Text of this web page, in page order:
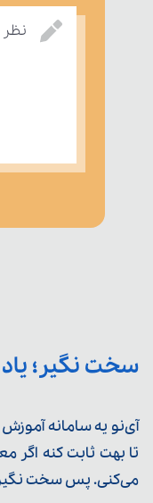
نظر
سخت نگیر؛
آی‌نو یه سامانه
تا بهت ثابت کنه
می‌کنی. پس سخت